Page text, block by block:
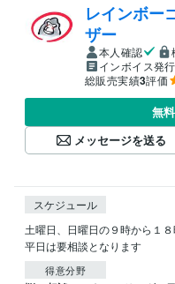
レインボー
ザー
本人確認
インボイス発
総販売実績3評価
無
メッセージを送る
スケジュール
土曜日、日曜日の９時から１
平日は要相談となります
得意分野